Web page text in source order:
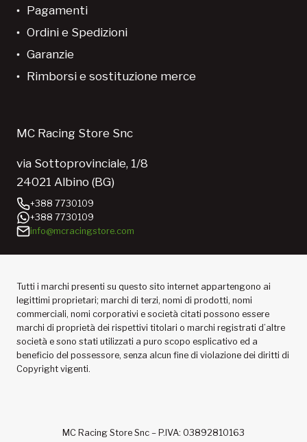
Pagamenti
Ordini e Spedizioni
Garanzie
Rimborsi e sostituzione merce
MC Racing Store Snc
via Sottoprovinciale, 1/8
24021 Albino (BG)
+388 7730109
+388 7730109
info@mcracingstore.com
Tutti i marchi presenti su questo sito internet appartengono ai
legittimi proprietari; marchi di terzi, nomi di prodotti, nomi
commerciali, nomi corporativi e società citati possono essere
marchi di proprietà dei rispettivi titolari o marchi registrati d’altre
società e sono stati utilizzati a puro scopo esplicativo ed a
beneficio del possessore, senza alcun fine di violazione dei diritti di
Copyright vigenti.
MC Racing Store Snc – P.IVA: 03892810163